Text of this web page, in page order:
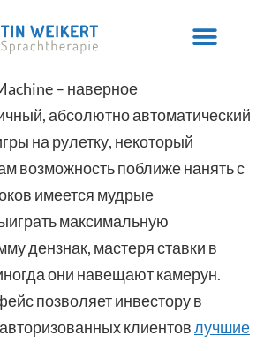
– наверное
абсолютно автоматический
на рулетку, некоторый
возможность поближе нанять с
имеется мудрые
максимальную
дензнак, мастеря ставки в
они навещают камерун.
позволяет инвестору в
клиентовлучшие